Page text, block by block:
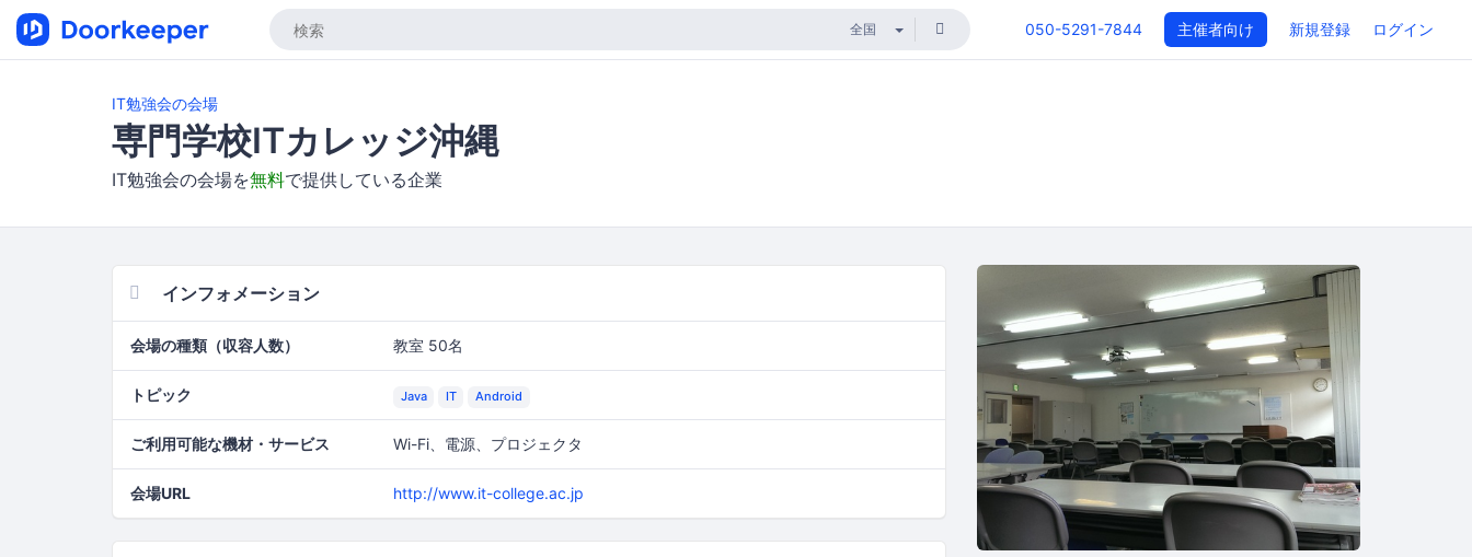
050-5291-7844 主催者向け 新規登録 ログイン
IT勉強会の会場
専門学校ITカレッジ沖縄
IT勉強会の会場を無料で提供している企業
インフォメーション
会場の種類（収容人数） 教室 50名
トピック Java IT Android
ご利用可能な機材・サービス Wi-Fi、電源、プロジェクタ
会場URL http://www.it-college.ac.jp